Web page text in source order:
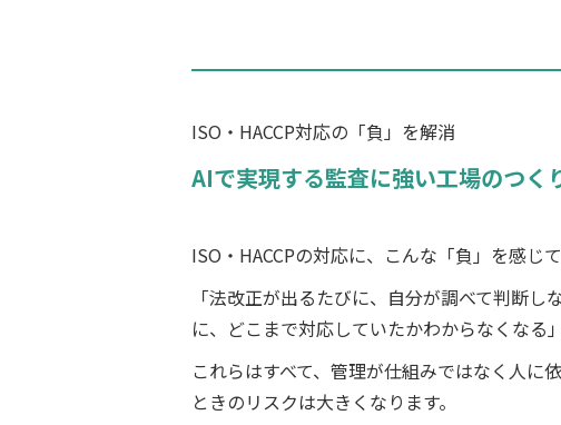
ISO・HACCP対応の「負」を解消
AIで実現する監査に強い工場のつく
ISO・HACCPの対応に、こんな「負」を感じ
「法改正が出るたびに、自分が調べて判断
に、どこまで対応していたかわからなくなる」
これらはすべて、管理が仕組みではなく人に
ときのリスクは大きくなります。